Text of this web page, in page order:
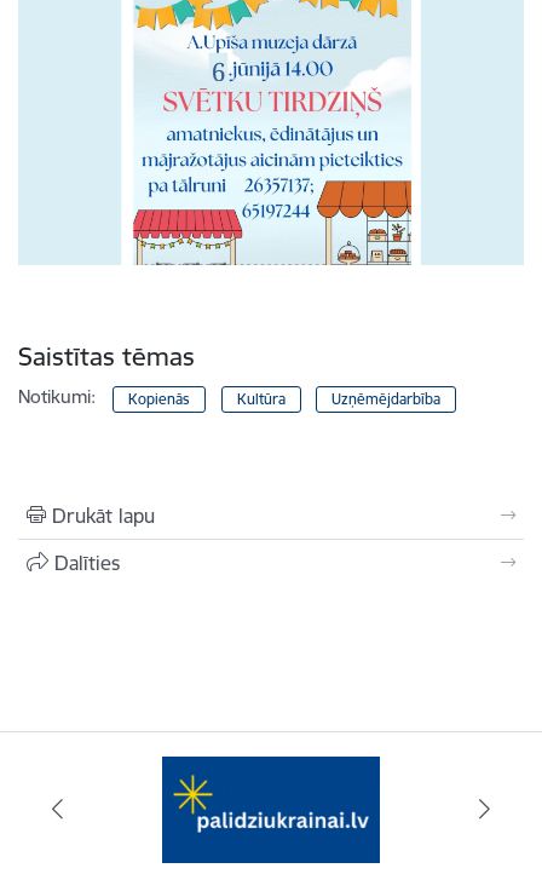
Saistītas tēmas
Notikumi: Kopienās Kultūra Uzņēmējdarbība
Drukāt lapu
Dalīties